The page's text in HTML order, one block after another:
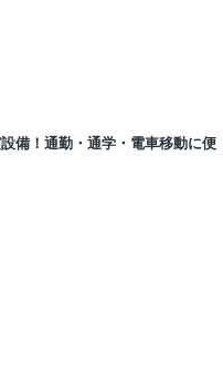
備！通勤・通学・電車移動に便